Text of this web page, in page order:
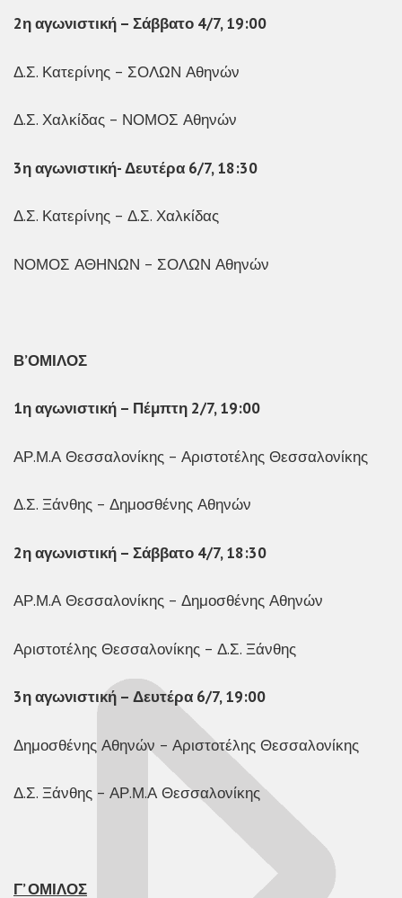
2η αγωνιστική – Σάββατο 4/7, 19:00
Δ.Σ. Κατερίνης – ΣΟΛΩΝ Αθηνών
Δ.Σ. Χαλκίδας – ΝΟΜΟΣ Αθηνών
3η αγωνιστική- Δευτέρα 6/7, 18:30
Δ.Σ. Κατερίνης – Δ.Σ. Χαλκίδας
ΝΟΜΟΣ ΑΘΗΝΩΝ – ΣΟΛΩΝ Αθηνών
Β’ΟΜΙΛΟΣ
1η αγωνιστική – Πέμπτη 2/7, 19:00
ΑΡ.Μ.Α Θεσσαλονίκης – Αριστοτέλης Θεσσαλονίκης
Δ.Σ. Ξάνθης – Δημοσθένης Αθηνών
2η αγωνιστική – Σάββατο 4/7, 18:30
ΑΡ.Μ.Α Θεσσαλονίκης – Δημοσθένης Αθηνών
Αριστοτέλης Θεσσαλονίκης – Δ.Σ. Ξάνθης
3η αγωνιστική – Δευτέρα 6/7, 19:00
Δημοσθένης Αθηνών – Αριστοτέλης Θεσσαλονίκης
Δ.Σ. Ξάνθης – ΑΡ.Μ.Α Θεσσαλονίκης
Γ’ ΟΜΙΛΟΣ